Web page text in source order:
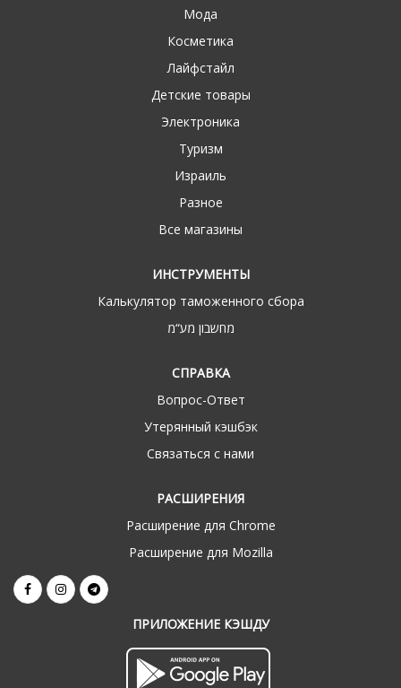
Мода
Косметика
Лайфстайл
Детские товары
Электроника
Туризм
Израиль
Разное
Все магазины
ИНСТРУМЕНТЫ
Калькулятор таможенного сбора
מחשבון מע“מ
СПРАВКА
Вопрос-Ответ
Утерянный кэшбэк
Связаться с нами
РАСШИРЕНИЯ
Расширение для Chrome
Расширение для Mozilla
ПРИЛОЖЕНИЕ КЭШДУ